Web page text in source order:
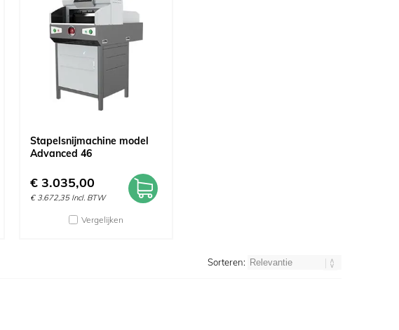
Stapelsnijmachine model
Advanced 46
€ 3.035,00
€ 3.672,35 Incl. BTW
Vergelijken
Sorteren: